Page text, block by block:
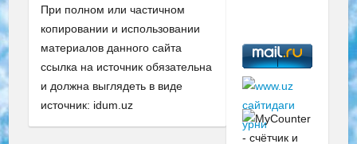
При полном или частичном
копировании и использовании
материалов данного сайта
ссылка на источник обязательна
и должна выглядеть в виде
источник: idum.uz